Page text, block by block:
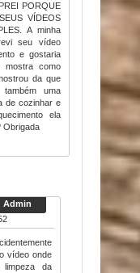
PORQUE
VÍDEOS
A minha
seu vídeo
e gostaria
como
da que
uma
de cozinhar e
ela
Obrigada
16 de
vídeo onde
da